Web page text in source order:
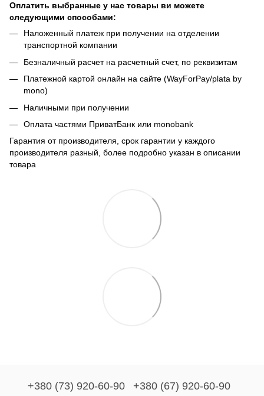
Оплатить выбранные у нас товары ви можете
следующими способами:
Наложенный платеж при получении на отделении
транспортной компании
Безналичный расчет на расчетный счет, по реквизитам
Платежной картой онлайн на сайте (WayForPay/plata by
mono)
Наличными при получении
Оплата частями ПриватБанк или monobank
Гарантия от производителя, срок гарантии у каждого
производителя разный, более подробно указан в описании
товара
+380 (73) 920-60-90 +380 (67) 920-60-90